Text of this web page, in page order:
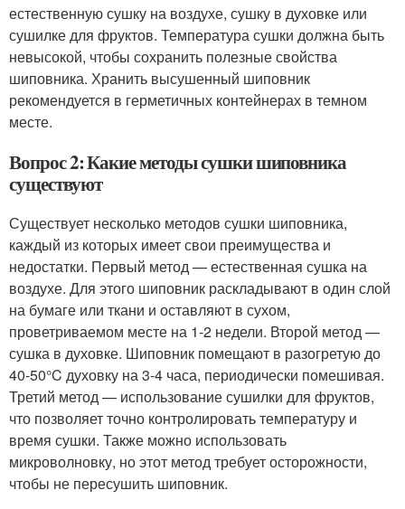
естественную сушку на воздухе, сушку в духовке или
сушилке для фруктов. Температура сушки должна быть
невысокой, чтобы сохранить полезные свойства
шиповника. Хранить высушенный шиповник
рекомендуется в герметичных контейнерах в темном
месте.
Вопрос 2: Какие методы сушки шиповника
существуют
Существует несколько методов сушки шиповника,
каждый из которых имеет свои преимущества и
недостатки. Первый метод — естественная сушка на
воздухе. Для этого шиповник раскладывают в один слой
на бумаге или ткани и оставляют в сухом,
проветриваемом месте на 1-2 недели. Второй метод —
сушка в духовке. Шиповник помещают в разогретую до
40-50°C духовку на 3-4 часа, периодически помешивая.
Третий метод — использование сушилки для фруктов,
что позволяет точно контролировать температуру и
время сушки. Также можно использовать
микроволновку, но этот метод требует осторожности,
чтобы не пересушить шиповник.